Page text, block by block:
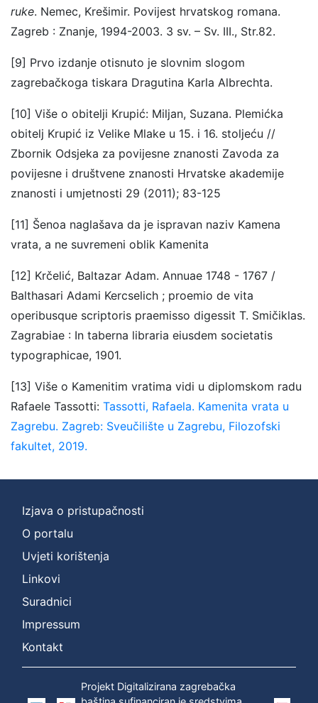
ruke. Nemec, Krešimir. Povijest hrvatskog romana.
Zagreb : Znanje, 1994-2003. 3 sv. – Sv. III., Str.82.
[9] Prvo izdanje otisnuto je slovnim slogom
zagrebačkoga tiskara Dragutina Karla Albrechta.
[10] Više o obitelji Krupić: Miljan, Suzana. Plemićka
obitelj Krupić iz Velike Mlake u 15. i 16. stoljeću //
Zbornik Odsjeka za povijesne znanosti Zavoda za
povijesne i društvene znanosti Hrvatske akademije
znanosti i umjetnosti 29 (2011); 83-125
[11] Šenoa naglašava da je ispravan naziv Kamena
vrata, a ne suvremeni oblik Kamenita
[12] Krčelić, Baltazar Adam. Annuae 1748 - 1767 /
Balthasari Adami Kercselich ; proemio de vita
operibusque scriptoris praemisso digessit T. Smičiklas.
Zagrabiae : In taberna libraria eiusdem societatis
typographicae, 1901.
[13] Više o Kamenitim vratima vidi u diplomskom radu
Rafaele Tassotti: Tassotti, Rafaela. Kamenita vrata u
Zagrebu. Zagreb: Sveučilište u Zagrebu, Filozofski
fakultet, 2019.
Izjava o pristupačnosti
O portalu
Uvjeti korištenja
Linkovi
Suradnici
Impressum
Kontakt
Projekt Digitalizirana zagrebačka